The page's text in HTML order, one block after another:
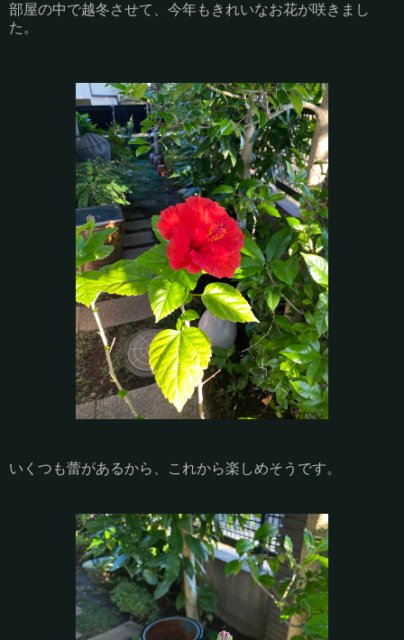
部屋の中で越冬させて、今年もきれいなお花が咲きまし
た。
いくつも蕾があるから、これから楽しめそうです。